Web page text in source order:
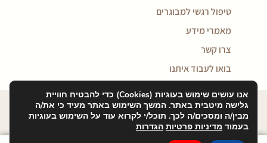
טיפול רגשי למבוגרים
מאמרי מידע
צרו קשר
בואו לעבוד איתנו
כל הזכויות שמורות למיינדמי © 2026
Design:Tamar Ben-BassatDev:Menny Benady
אנו עושים שימוש בעוגיות (Cookies) כדי להבטיח חוויית
גלישה מיטבית באתר. המשך השימוש באתר מעיד כי את/ה
מבין/ה ומסכים/ה לכך. תוכל/י לקרוא עוד על השימוש בעוגיות
בעמוד מדיניות פרטיות הגדרות